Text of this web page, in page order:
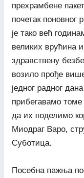
прехрамбене
почетак
је тако већ
великих врућина
здравствену
возило прође
једног радног
прибегавамо
да их поделимо
Миодраг Варо,
Суботица.
Посебна пажња